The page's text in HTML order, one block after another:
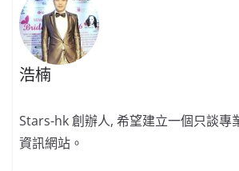
浩楠
Stars-hk 創辦人, 希望建立一個只談專
資訊網站。